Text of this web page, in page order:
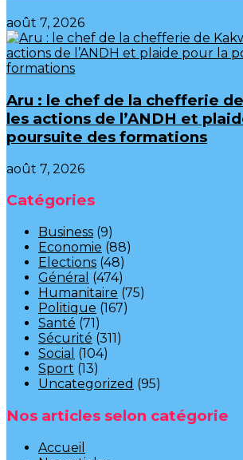
août 7, 2026
Aru : le chef de la chefferie
les actions de l’ANDH et
poursuite des formations
août 7, 2026
Catégories
Business (9)
Economie (88)
Elections (48)
Général (474)
Humanitaire (75)
Politique (167)
Santé (71)
Sécurité (311)
Social (104)
Sport (13)
Uncategorized (95)
Nos articles selon catégorie
Accueil